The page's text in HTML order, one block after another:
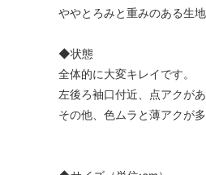
ややとろみと重みのある生地
◆状態
全体的に大変キレイです。
左後ろ袖口付近、点アクが
その他、色ムラと薄アクが多